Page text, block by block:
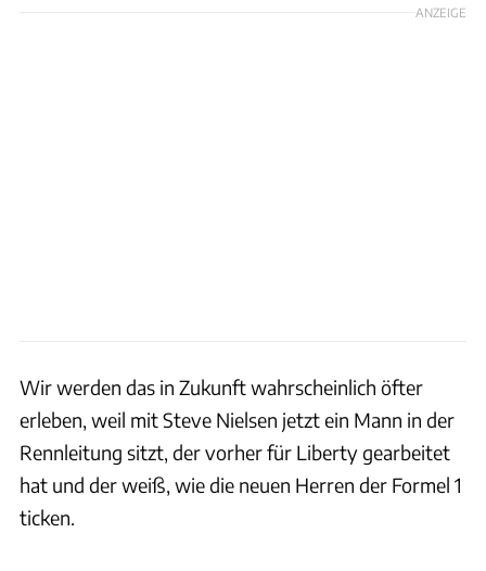
ANZEIGE
Wir werden das in Zukunft wahrscheinlich öfter
erleben, weil mit Steve Nielsen jetzt ein Mann in der
Rennleitung sitzt, der vorher für Liberty gearbeitet
hat und der weiß, wie die neuen Herren der Formel 1
ticken.